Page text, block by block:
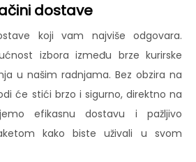
dostave
koji vam najviše odgovara.
izbora između brze kurirske
u našim radnjama. Bez obzira na
će stići brzo i sigurno, direktno na
efikasnu dostavu i pažljivo
kako biste uživali u svom